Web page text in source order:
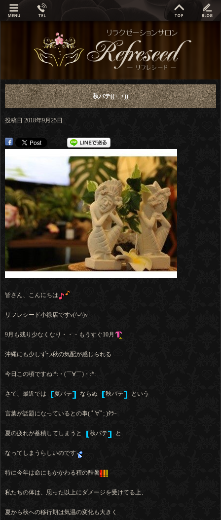
秋バテ((+_+))
投稿日 2018年9月25日
皆さん、こんにちは
リフレシード小禄店ですv(^-^)v
9月も残り少なくなり・・・もうすぐ10月
沖縄にも少しずつ秋の気配が感じられる
今日この頃ですね:*:・(￣∀￣)・:*:
さて、最近では 夏バテ ならぬ 秋バテ という
言葉が話題になっているとの事( ﾟ∀ﾟ; )ﾀﾗｰ
夏の疲れが蓄積してしまうと 秋バテ と
なってしまうらしいのです
特に今年は命にもかかわる程の酷暑
私たちの体は、思った以上にダメージを受けてる上、
夏から秋への移行期は気温の変化も大きく